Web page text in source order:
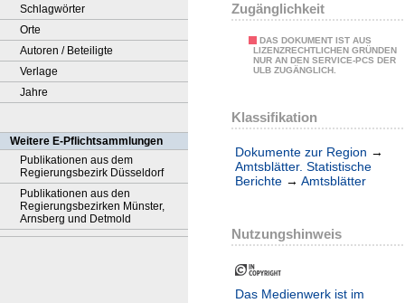
Schlagwörter
Orte
Autoren / Beteiligte
Verlage
Jahre
Weitere E-Pflichtsammlungen
Publikationen aus dem
Regierungsbezirk Düsseldorf
Publikationen aus den
Regierungsbezirken Münster,
Arnsberg und Detmold
Zugänglichkeit
DAS DOKUMENT IST AUS
LIZENZRECHTLICHEN GRÜNDEN
NUR AN DEN SERVICE-PCS DER
ULB ZUGÄNGLICH.
Klassifikation
Dokumente zur Region →
Amtsblätter. Statistische
Berichte → Amtsblätter
Nutzungshinweis
Das Medienwerk ist im